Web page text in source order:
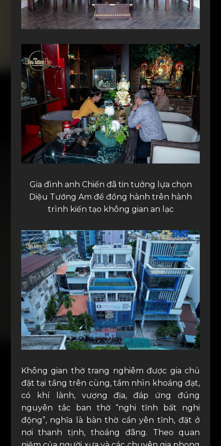
Gia đình anh Chiến đã tin tưởng lựa chọn
Diệu Tướng Am để đồng hành trên hành
trình kiến tạo không gian an lạc
Không gian thờ trang nghiêm được gia chủ
đặt tại tầng trên cùng, tầm nhìn khoáng đạt,
có khí lành, vượng địa, đáp ứng đúng
nguyên tắc ban thờ “nghi tĩnh bất nghi
động”, nghĩa là bàn thờ cần yên tĩnh, đặt ở
nơi thanh tịnh, thoáng đãng. Theo quan